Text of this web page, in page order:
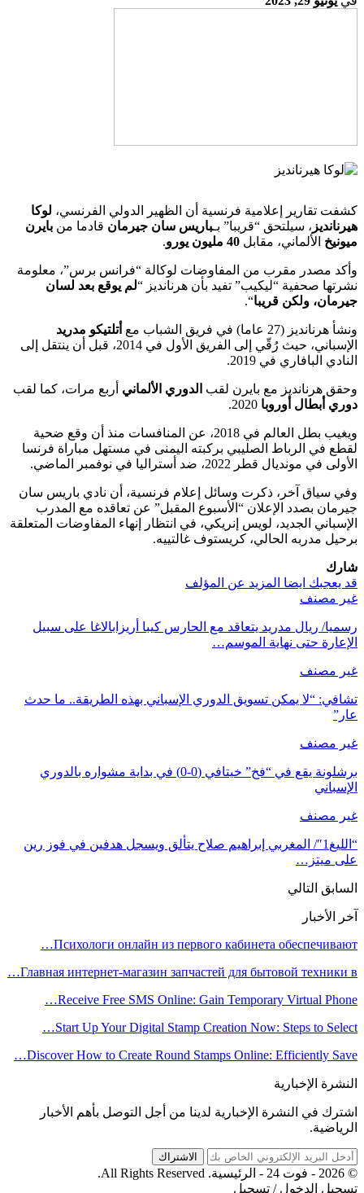
كشفت تقارير إعلامية فرنسية أن الظهير الدولي الفرنسي، لوكا
هيرنانديز ، سيلتحق “قريبا” بـباريس سان جيرمان قادما من بايرن
ميونيخ الألماني، مقابل 40 مليون يورو .
وأكد مصدر مقرب من المفاوضات لوكالة “فرانس برس”، معلومة
نشرتها صحفية “ليكيب” تفيد بأن هرنانديز “لم يوقع بعد لسان
جيرمان، ولكن قريبا“.
ونشأ هرنانديز (27 عاما) في فريق الشباب مع
أتلتيكو مدريد
الإسباني، حيث رُقّي إلى الفريق الأول في 2014، قبل أن ينتقل إلى
النادي البافاري في 2019.
وحقق هرنانديز مع بايرن لقب الدوري الألماني أربع مرات، كما لقب
دوري أبطال أوروبا
ويغيب بطل العالم في 2018، عن المنافسات منذ أن وقع ضحية
لقطع في الرباط الصليبي بركبته اليمنى في مستهل مباراة فرنسا
الأولى في مونديال قطر 2022، ضد أستراليا في نوفمبر الماضي.
وفي سياق آخر، ذكرت وسائل إعلام فرنسية، أن نادي باريس سان
جيرمان بصدد الإعلان “الأسبوع المقبل” عن تعاقده مع المدرب
الإسباني الجديد، لويس إنريكي، في انتظار إنهاء المفاوضات المتعلقة
برحيل مدربه الحالي، كريستوف غالتييه.
شارك
قد يعجبك ايضا المزيد عن المؤلف
غير مصنف
رسميا/ ريال مدريد يتعاقد مع الحارس كيبا أريزابالاغا على سبيل
الإعارة حتى نهاية الموسم…
غير مصنف
تشافي: “لا يمكن تسويق الدوري الإسباني بهذه الطريقة.. ما حدث
عار”
غير مصنف
برشلونة يقع في “فخ” خيتافي (0-0) في بداية مشواره بالدوري
الإسباني
غير مصنف
“الليغ1″/ المغربي إبراهيم صلاح يتألق ويسجل هدفين في فوز رين
على ميتز…
السابق التالي
آخر الأخبار
Психологи онлайн из первого кабинета обеспечивают…
Главная интернет-магазин запчастей для бытовой техники в…
Receive Free SMS Online: Gain Temporary Virtual Phone…
Start Up Your Digital Stamp Creation Now: Steps to Select…
Discover How to Create Round Stamps Online: Efficiently Save…
النشرة الإخبارية
اشترك في النشرة الإخبارية لدينا من أجل التوصل بأهم الأخبار
الرياضية.
الاشتراك
© 2026 - فوت 24 - الرئيسية. All Rights Reserved.
تسجيل الدخول / تسجيل